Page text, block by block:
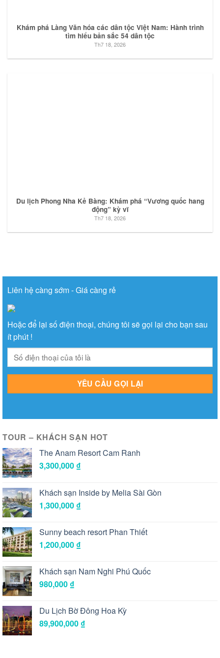
Khám phá Làng Văn hóa các dân tộc Việt Nam: Hành trình
tìm hiểu bản sắc 54 dân tộc
Th7 18, 2026
Du lịch Phong Nha Kẻ Bàng: Khám phá “Vương quốc hang
động” kỳ vĩ
Th7 18, 2026
Liên hệ càng sớm - Giá càng rẻ
Hoặc để lại số điện thoại, chúng tôi sẽ gọi lại cho bạn sau
ít phút !
TOUR – KHÁCH SẠN HOT
The Anam Resort Cam Ranh
3,300,000 ₫
Khách sạn Inside by Melia Sài Gòn
1,300,000 ₫
Sunny beach resort Phan Thiết
1,200,000 ₫
Khách sạn Nam Nghi Phú Quốc
980,000 ₫
Du Lịch Bờ Đông Hoa Kỳ
89,900,000 ₫